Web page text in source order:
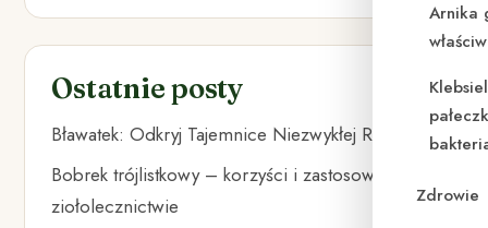
Arnika
Zdrowie
Ostatnie posty
Bławatek: Odkryj Tajemnice Niezwykłej Rośliny
Bobrek trójlistkowy – korzyści i zastosowanie w
ziołolecznictwie